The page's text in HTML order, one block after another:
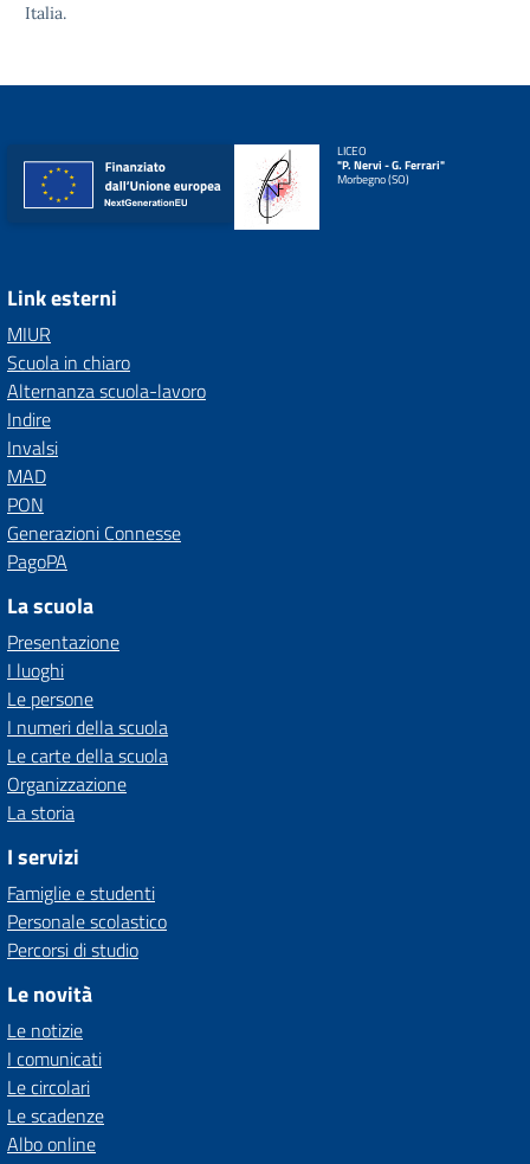
Italia.
LICEO
"P. Nervi - G. Ferrari"
Morbegno (SO)
Link esterni
MIUR
Scuola in chiaro
Alternanza scuola-lavoro
Indire
Invalsi
MAD
PON
Generazioni Connesse
PagoPA
La scuola
Presentazione
I luoghi
Le persone
I numeri della scuola
Le carte della scuola
Organizzazione
La storia
I servizi
Famiglie e studenti
Personale scolastico
Percorsi di studio
Le novità
Le notizie
I comunicati
Le circolari
Le scadenze
Albo online